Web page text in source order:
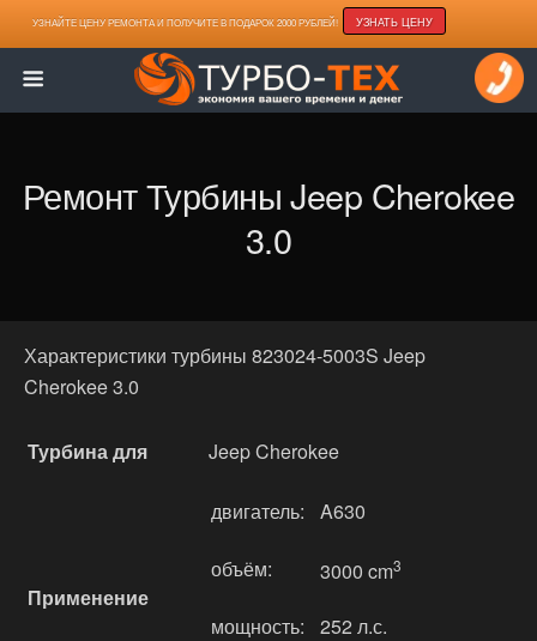
УЗНАЙТЕ ЦЕНУ РЕМОНТА И ПОЛУЧИТЕ В ПОДАРОК 2000 РУБЛЕЙ! УЗНАТЬ ЦЕНУ
Ремонт Турбины Jeep Cherokee
3.0
Характеристики турбины 823024-5003S Jeep
Cherokee 3.0
Турбина для Jeep Cherokee
Применение
двигатель: A630
объём: 3000 cm3
мощность: 252 л.с.